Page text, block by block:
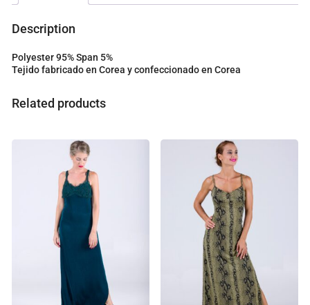
o
t
o
a
Description
Polyester 95% Span 5%
Tejido fabricado en Corea y confeccionado en Corea
Related products